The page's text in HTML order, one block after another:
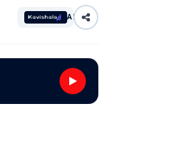
AI